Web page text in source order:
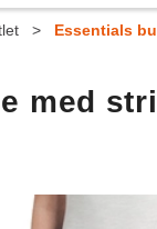
> Essentials
med